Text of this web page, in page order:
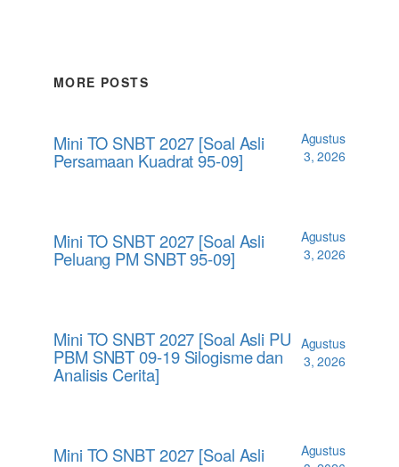
MORE POSTS
Mini TO SNBT 2027 [Soal Asli
Persamaan Kuadrat 95-09]
Agustus
3, 2026
Mini TO SNBT 2027 [Soal Asli
Peluang PM SNBT 95-09]
Agustus
3, 2026
Mini TO SNBT 2027 [Soal Asli PU
PBM SNBT 09-19 Silogisme dan
Analisis Cerita]
Agustus
3, 2026
Mini TO SNBT 2027 [Soal Asli
Agustus